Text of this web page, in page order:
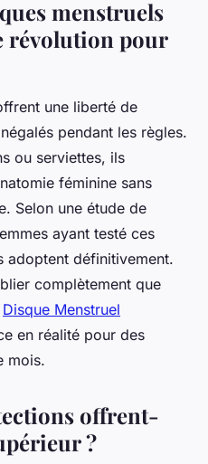
menstruels
révolution pour
une liberté de
pendant les règles.
ou serviettes, ils
féminine sans
Selon une étude de
ayant testé ces
adoptent définitivement.
complètement que
Disque Menstruel
en réalité pour des
mois.
offrent-
?